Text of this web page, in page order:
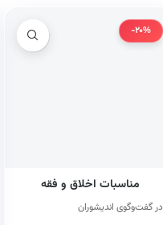
-20%
مناسبات اخلاق و فقه
در گفت‌وگوی اندیشوران